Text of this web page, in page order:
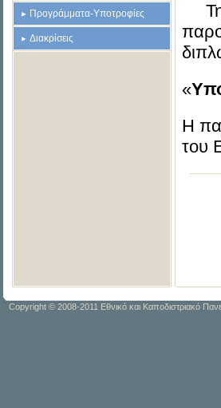
Προγράμματα-Υποτροφίες
Διακρίσεις
«
Η
του
Copyright © 2008-2011 Εθνικό και Καποδιστριακό